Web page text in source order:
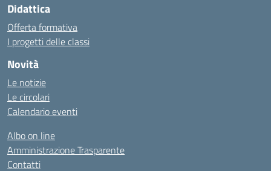
Didattica
Offerta formativa
I progetti delle classi
Novità
Le notizie
Le circolari
Calendario eventi
Albo on line
Amministrazione Trasparente
Contatti